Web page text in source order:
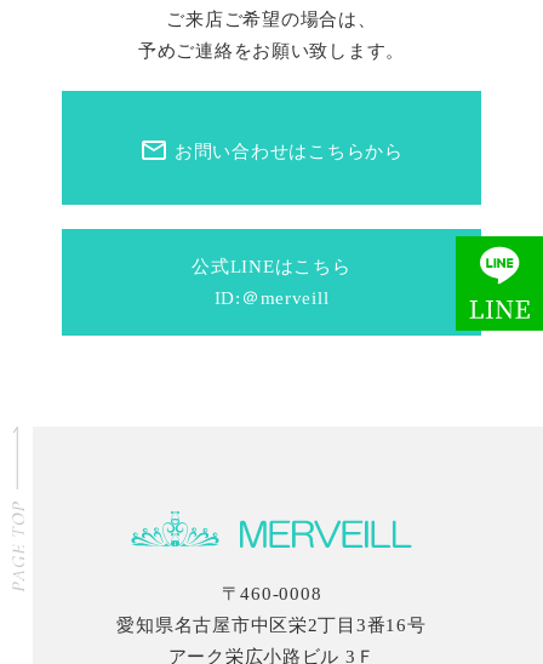
公式LINEはこちら
ID:＠merveill
mail_outline お問い合わせはこちらから
ご来店ご希望の場合は、
予めご連絡をお願い致します。
〒460-0008
愛知県名古屋市中区栄2丁目3番16号
アーク栄広小路ビル 3Ｆ